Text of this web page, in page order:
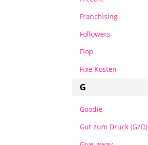
Franchising
Followers
Flop
Fixe Kosten
G
Goodie
Gut zum Druck (GzD)